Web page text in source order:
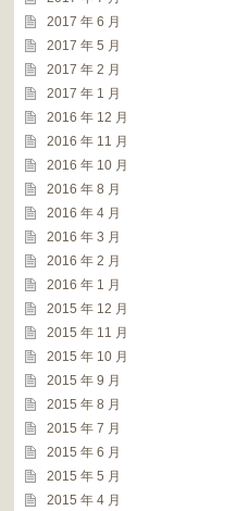
2017 年 6 月
2017 年 5 月
2017 年 2 月
2017 年 1 月
2016 年 12 月
2016 年 11 月
2016 年 10 月
2016 年 8 月
2016 年 4 月
2016 年 3 月
2016 年 2 月
2016 年 1 月
2015 年 12 月
2015 年 11 月
2015 年 10 月
2015 年 9 月
2015 年 8 月
2015 年 7 月
2015 年 6 月
2015 年 5 月
2015 年 4 月